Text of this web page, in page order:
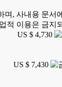
며, 사내용 문
적 이용은 금지
US $ 4,730
US $ 7,430